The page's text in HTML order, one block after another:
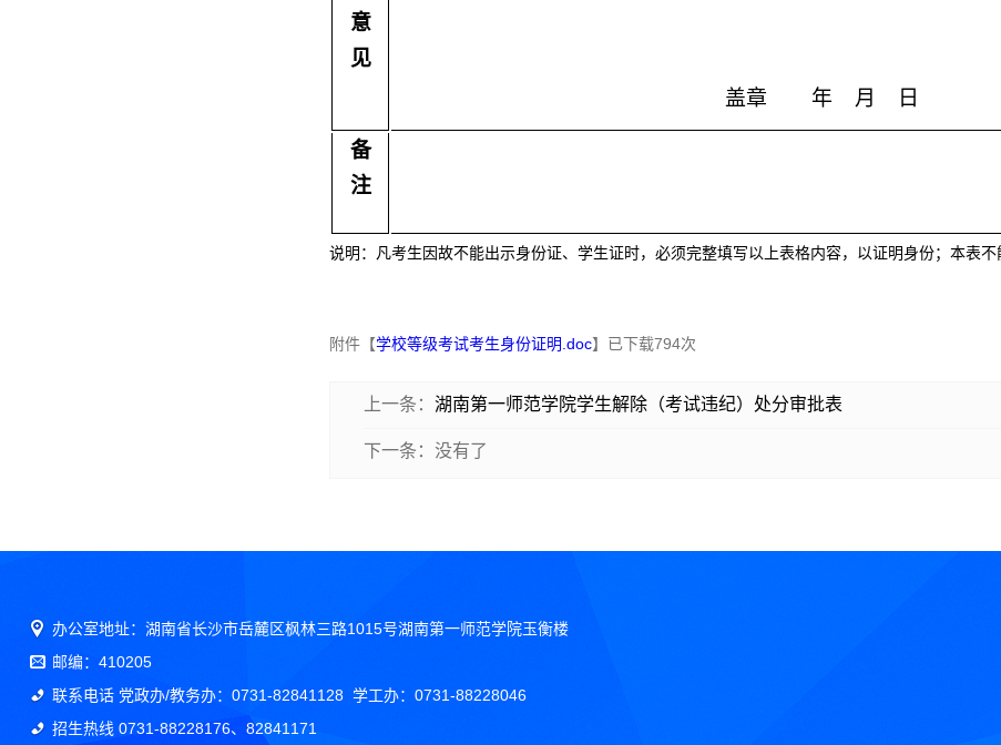
意
见
盖章 年 月 日
备
注
说明：凡考生因故不能出示身份证、学生证时，必须完整填写以上表格内容，以证明身份；本表不
附件【学校等级考试考生身份证明.doc】已下载794次
上一条： 湖南第一师范学院学生解除（考试违纪）处分审批表
下一条：没有了
办公室地址：湖南省长沙市岳麓区枫林三路1015号湖南第一师范学院玉衡楼
邮编：410205
联系电话 党政办/教务办：0731-82841128 学工办：0731-88228046
招生热线 0731-88228176、82841171